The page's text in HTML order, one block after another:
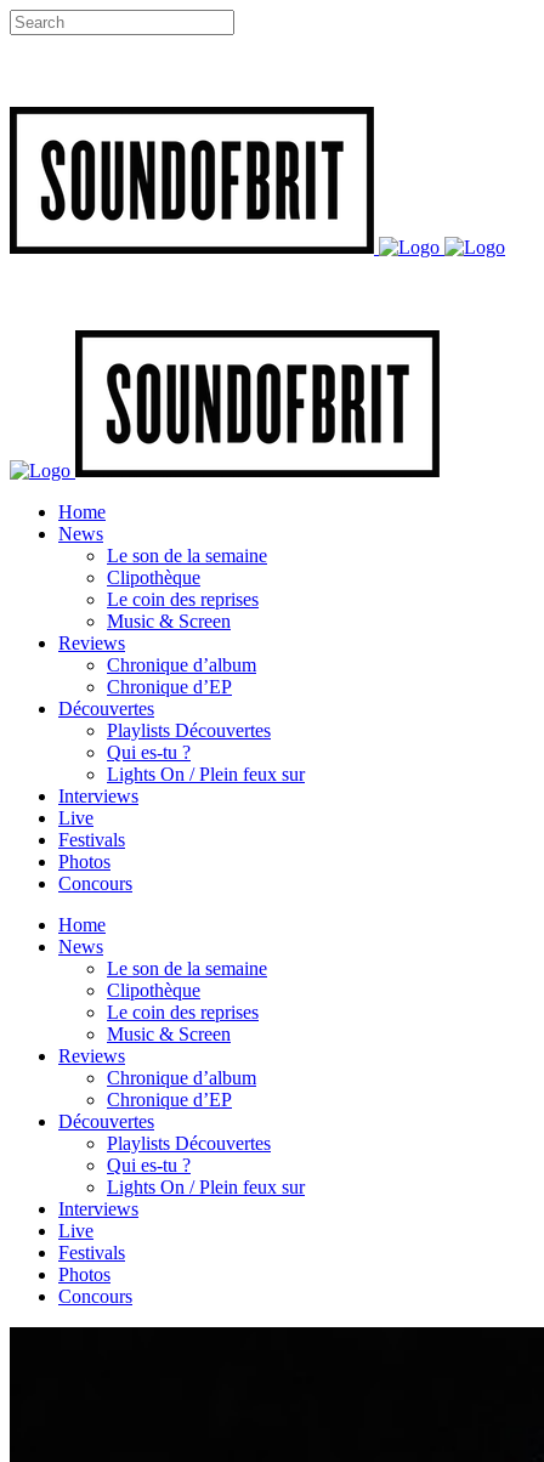
Home
News
Le son de la semaine
Clipothèque
Le coin des reprises
Music & Screen
Reviews
Chronique d’album
Chronique d’EP
Découvertes
Playlists Découvertes
Qui es-tu ?
Lights On / Plein feux sur
Interviews
Live
Festivals
Photos
Concours
Home
News
Le son de la semaine
Clipothèque
Le coin des reprises
Music & Screen
Reviews
Chronique d’album
Chronique d’EP
Découvertes
Playlists Découvertes
Qui es-tu ?
Lights On / Plein feux sur
Interviews
Live
Festivals
Photos
Concours